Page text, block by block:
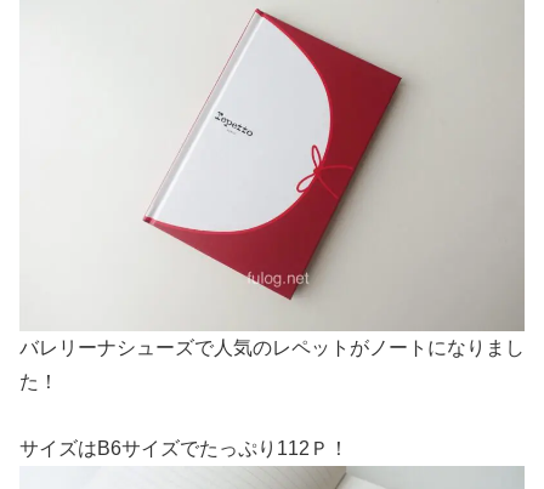
バレリーナシューズで人気のレペットがノートになりまし
た！
サイズはB6サイズでたっぷり112Ｐ！